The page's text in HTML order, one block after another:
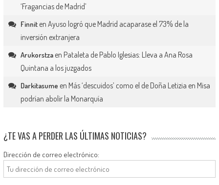
‘Fragancias de Madrid’
Finniten Ayuso logró que Madrid acaparase el 73% de la
inversión extranjera
Arukorstzaen Pataleta de Pablo Iglesias: Lleva a Ana Rosa
Quintana a los juzgados
Darkitasume en Más ‘descuidos’ como el de Doña Letizia en Misa
podrían abolir la Monarquía
¿TE VAS A PERDER LAS ÚLTIMAS NOTICIAS?
Dirección de correo electrónico: